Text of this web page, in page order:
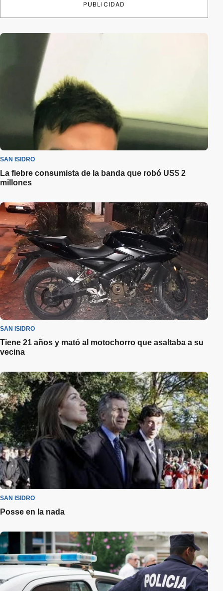
PUBLICIDAD
SAN ISIDRO
La fiebre consumista de la banda que robó US$ 2
millones
SAN ISIDRO
Tiene 21 años y mató al motochorro que asaltaba a su
vecina
SAN ISIDRO
Posse en la nada